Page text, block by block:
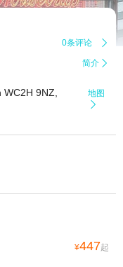
0条评论 
简介 
WC2H 9NZ,
地图

¥447起